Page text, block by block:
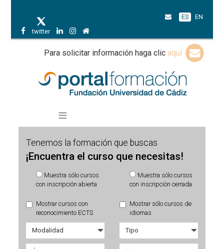
twitter
ES EN
Para solicitar información haga clic aquí
Tenemos la formación que buscas
¡Encuentra el curso que necesitas!
Muestra sólo cursos
con inscripción abierta
Muestra sólo cursos
con inscripción cerrada
Mostrar cursos con
reconocimiento ECTS
Mostrar sólo cursos de
idiomas